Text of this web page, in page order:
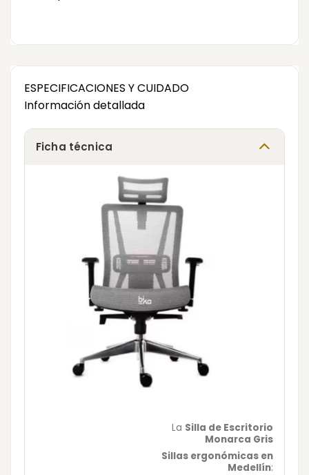
ESPECIFICACIONES Y CUIDADO
Información detallada
Ficha técnica
La Silla de Escritorio
Monarca Gris
Sillas ergonómicas en
Medellín: